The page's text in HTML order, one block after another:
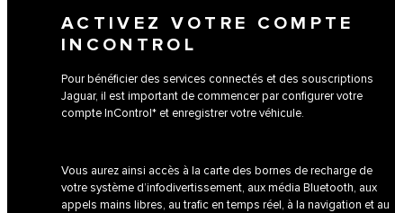
ACTIVEZ VOTRE COMPTE
INCONTROL
Pour bénéficier des services connectés et des souscriptions
Jaguar, il est important de commencer par configurer votre
compte InControl* et enregistrer votre véhicule.
Vous aurez ainsi accès à la carte des bornes de recharge de
votre système d’infodivertissement, aux média Bluetooth, aux
appels mains libres, au trafic en temps réel, à la navigation et au